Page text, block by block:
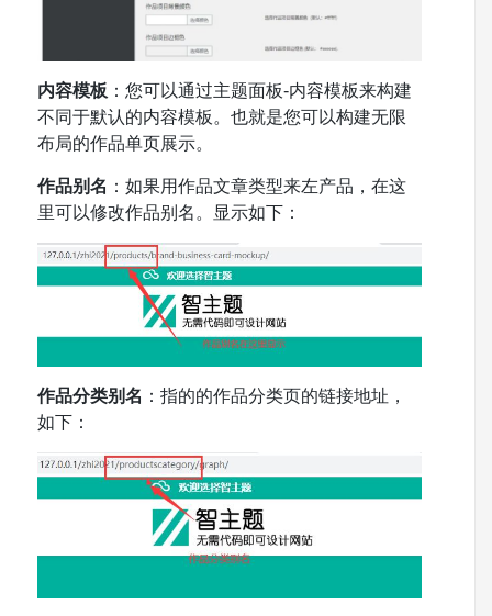
内容模板 ：您可以通过主题面板-内容模板来构建
不同于默认的内容模板。也就是您可以构建无限
布局的作品单页展示。
作品别名 ：如果用作品文章类型来左产品，在这
里可以修改作品别名。显示如下：
作品分类别名 ：指的的作品分类页的链接地址，
如下：